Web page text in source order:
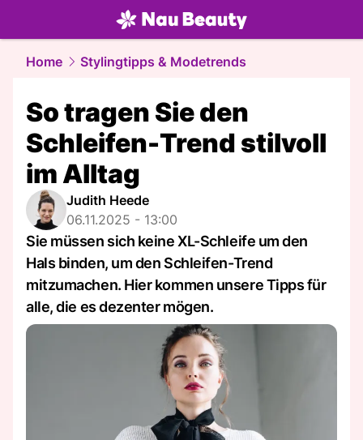
beauty.NAU.ch
Home Stylingtipps & Modetrends
So tragen Sie den
Schleifen-Trend stilvoll
im Alltag
Judith Heede
06.11.2025 - 13:00
Sie müssen sich keine XL-Schleife um den
Hals binden, um den Schleifen-Trend
mitzumachen. Hier kommen unsere Tipps für
alle, die es dezenter mögen.